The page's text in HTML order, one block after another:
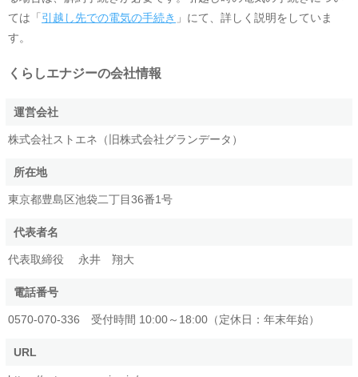
ては「引越し先での電気の手続き 」にて、詳しく説明をしていま
す。
くらしエナジーの会社情報
運営会社
株式会社ストエネ（旧株式会社グランデータ）
所在地
東京都豊島区池袋二丁目36番1号
代表者名
代表取締役 永井 翔大
電話番号
0570-070-336 受付時間 10:00～18:00（定休日：年末年始）
URL